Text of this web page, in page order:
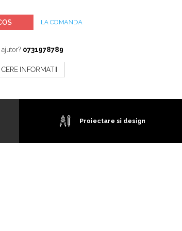
LA COMANDA
0731978789
CERE INFORMATII
Proiectare si design